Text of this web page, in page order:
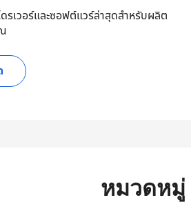
รเวอร์และซอฟต์แวร์ล่าสุดสำหรับผลิต
หมวดหมู่